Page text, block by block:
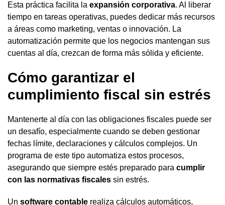
Esta práctica facilita la expansión corporativa. Al liberar
tiempo en tareas operativas, puedes dedicar más recursos
a áreas como marketing, ventas o innovación. La
automatización permite que los negocios mantengan sus
cuentas al día, crezcan de forma más sólida y eficiente.
Cómo garantizar el
cumplimiento fiscal sin estrés
Mantenerte al día con las obligaciones fiscales puede ser
un desafío, especialmente cuando se deben gestionar
fechas límite, declaraciones y cálculos complejos. Un
programa de este tipo automatiza estos procesos,
asegurando que siempre estés preparado para cumplir
con las normativas fiscales sin estrés.
Un software contable realiza cálculos automáticos,